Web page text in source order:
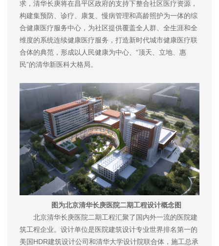
求，清华长庚将在昌平区政府的支持下整合社区医疗资源，
构建集预防、诊疗、康复、慢病管理和高龄照护为一体的综
合健康医疗服务中心，为社区提供覆盖全人群、全生涯和全
维度的系统连续健康医疗服务，打造新时代城市健康医疗联
合体的典范，形成以人民健康为中心、“顶天、立地、惠
民”的清华新医科大格局。
图为北京清华长庚医院二期工程设计概念图
北京清华长庚医院二期工程汇聚了国内外一流的医院建
筑工程企业。设计单位是医院建筑设计专业世界排名第一的
美国HDR建筑设计公司和清华大学设计院联合体，施工总承